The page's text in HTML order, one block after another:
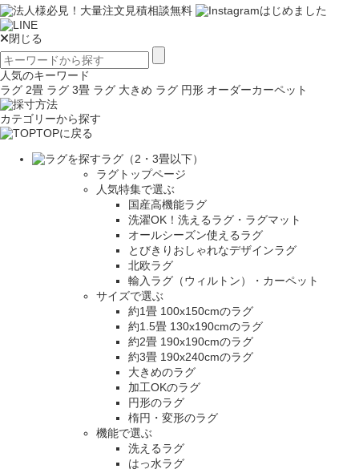
閉じる
人気のキーワード
ラグ 2畳 ラグ 3畳 ラグ 大きめ ラグ 円形 オーダーカーペット
カテゴリーから探す
TOPに戻る
ラグ（2・3畳以下）
ラグトップページ
人気特集で選ぶ
国産高機能ラグ
洗濯OK！洗えるラグ・ラグマット
オールシーズン使えるラグ
とびきりおしゃれなデザインラグ
北欧ラグ
輸入ラグ（ウィルトン）・カーペット
サイズで選ぶ
約1畳 100x150cmのラグ
約1.5畳 130x190cmのラグ
約2畳 190x190cmのラグ
約3畳 190x240cmのラグ
大きめのラグ
加工OKのラグ
円形のラグ
楕円・変形のラグ
機能で選ぶ
洗えるラグ
はっ水ラグ